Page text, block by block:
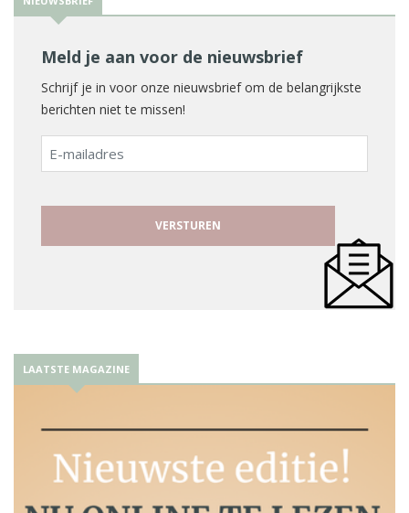
Meld je aan voor de nieuwsbrief
Schrijf je in voor onze nieuwsbrief om de belangrijkste
berichten niet te missen!
E-
mailadres
LAATSTE MAGAZINE